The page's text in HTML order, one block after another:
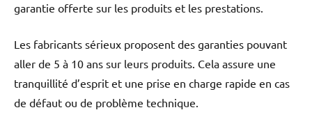
garantie offerte sur les produits et les prestations.
Les fabricants sérieux proposent des garanties pouvant
aller de 5 à 10 ans sur leurs produits. Cela assure une
tranquillité d’esprit et une prise en charge rapide en cas
de défaut ou de problème technique.